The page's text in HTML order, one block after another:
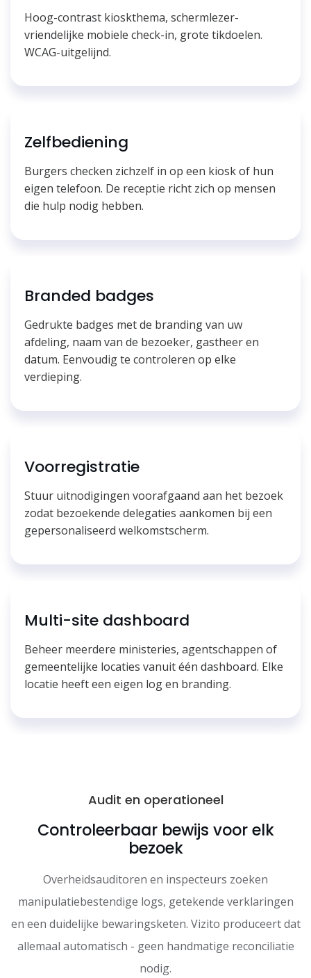
Hoog-contrast kioskthema, schermlezer-
vriendelijke mobiele check-in, grote tikdoelen.
WCAG-uitgelijnd.
Zelfbediening
Burgers checken zichzelf in op een kiosk of hun
eigen telefoon. De receptie richt zich op mensen
die hulp nodig hebben.
Branded badges
Gedrukte badges met de branding van uw
afdeling, naam van de bezoeker, gastheer en
datum. Eenvoudig te controleren op elke
verdieping.
Voorregistratie
Stuur uitnodigingen voorafgaand aan het bezoek
zodat bezoekende delegaties aankomen bij een
gepersonaliseerd welkomstscherm.
Multi-site dashboard
Beheer meerdere ministeries, agentschappen of
gemeentelijke locaties vanuit één dashboard. Elke
locatie heeft een eigen log en branding.
Audit en operationeel
Controleerbaar bewijs voor elk
bezoek
Overheidsauditoren en inspecteurs zoeken
manipulatiebestendige logs, getekende verklaringen
en een duidelijke bewaringsketen. Vizito produceert dat
allemaal automatisch - geen handmatige reconciliatie
nodig.